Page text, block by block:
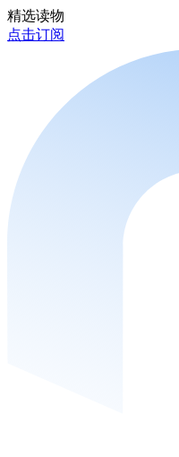
精选读物
点击订阅